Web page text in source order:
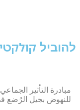
להוביל
مبادرة التأثير الجماعي
للنهوض بجيل الرُضع